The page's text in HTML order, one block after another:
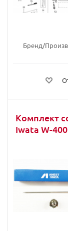
Бренд/
Комплект
Iwata W-